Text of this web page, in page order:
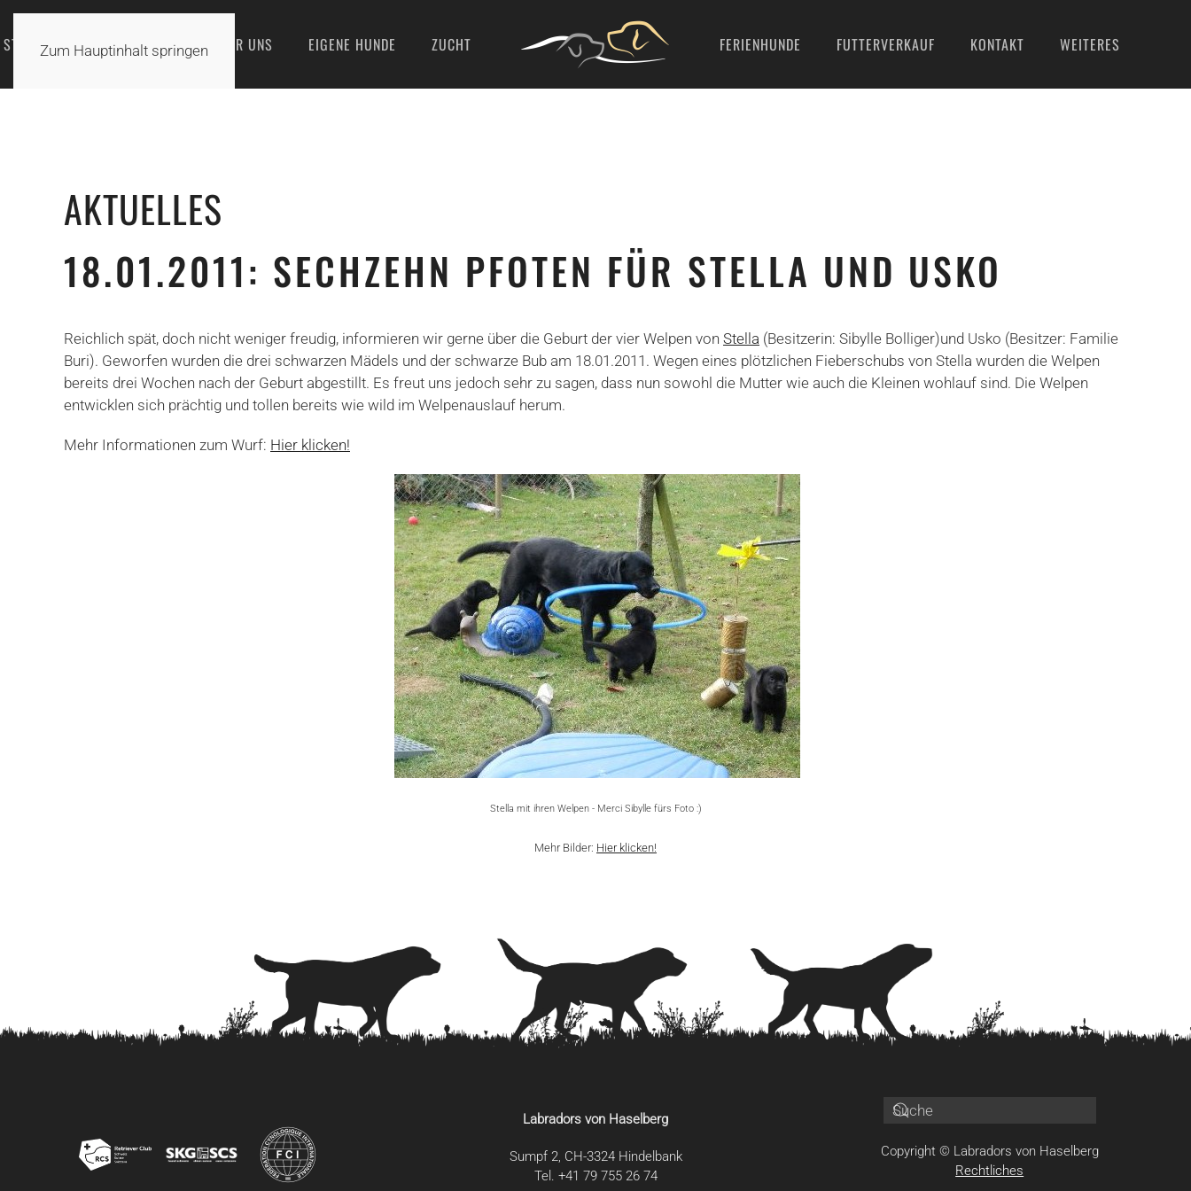
Zum Hauptinhalt springen
STARTSEITE AKTUELLES ÜBER UNS EIGENE HUNDE ZUCHT FERIENHUNDE FUTTERVERKAUF KONTAKT WEITERES
AKTUELLES
18.01.2011: SECHZEHN PFOTEN FÜR STELLA UND USKO
Reichlich spät, doch nicht weniger freudig, informieren wir gerne über die Geburt der vier Welpen von Stella (Besitzerin: Sibylle Bolliger)und Usko (Besitzer: Familie
Buri). Geworfen wurden die drei schwarzen Mädels und der schwarze Bub am 18.01.2011. Wegen eines plötzlichen Fieberschubs von Stella wurden die Welpen
bereits drei Wochen nach der Geburt abgestillt. Es freut uns jedoch sehr zu sagen, dass nun sowohl die Mutter wie auch die Kleinen wohlauf sind. Die Welpen
entwicklen sich prächtig und tollen bereits wie wild im Welpenauslauf herum.
Mehr Informationen zum Wurf: Hier klicken!
Stella mit ihren Welpen - Merci Sibylle fürs Foto :)
Mehr Bilder: Hier klicken!
Labradors von Haselberg
Sumpf 2, CH-3324 Hindelbank
Tel. +41 79 755 26 74
Copyright © Labradors von Haselberg
Rechtliches